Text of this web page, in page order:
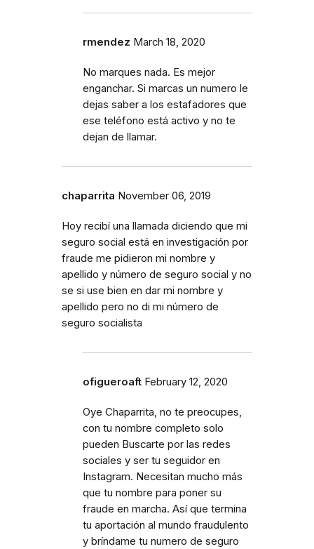
rmendez March 18, 2020
No marques nada. Es mejor
enganchar. Si marcas un numero le
dejas saber a los estafadores que
ese teléfono está activo y no te
dejan de llamar.
chaparrita November 06, 2019
Hoy recibí una llamada diciendo que mi
seguro social está en investigación por
fraude me pidieron mi nombre y
apellido y número de seguro social y no
se si use bien en dar mi nombre y
apellido pero no di mi número de
seguro socialista
ofigueroaft February 12, 2020
Oye Chaparrita, no te preocupes,
con tu nombre completo solo
pueden Buscarte por las redes
sociales y ser tu seguidor en
Instagram. Necesitan mucho más
que tu nombre para poner su
fraude en marcha. Así que termina
tu aportación al mundo fraudulento
y bríndame tu numero de seguro